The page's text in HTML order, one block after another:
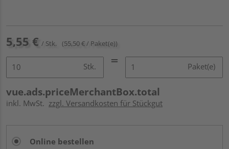
5,55 € / Stk. (55,50 € / Paket(e))
Stk. Paket(e)
vue.ads.priceMerchantBox.total
inkl. MwSt. zzgl. Versandkosten für Stückgut
Online bestellen